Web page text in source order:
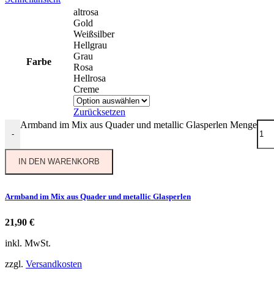
Farbe
altrosa
Gold
Weißsilber
Hellgrau
Grau
Rosa
Hellrosa
Creme
Zurücksetzen
-
Armband im Mix aus Quader und metallic Glasperlen Menge
IN DEN WARENKORB
Armband im Mix aus Quader und metallic Glasperlen
21,90 €
inkl. MwSt.
zzgl. Versandkosten